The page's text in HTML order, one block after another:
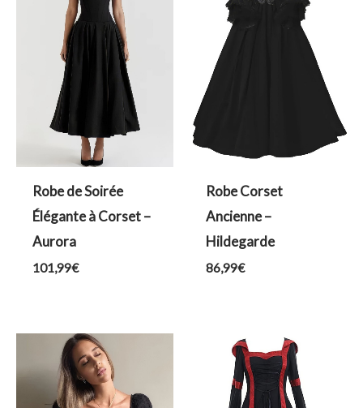
Robe de Soirée
Élégante à Corset​ –
Aurora
101,99€
Robe Corset
Ancienne –
Hildegarde
86,99€